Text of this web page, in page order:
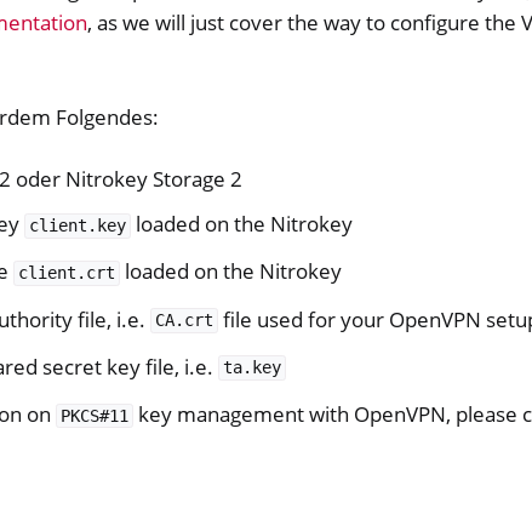
, as we will just cover the way to configure the
Folgendes:
oder Nitrokey Storage 2
client.key loaded on the Nitrokey
client.crt
loaded on the Nitrokey
file, i.e.
CA.crt file used for your OpenVPN
secret key file, i.e. ta.key
on PKCS#11
key management with OpenVPN, please